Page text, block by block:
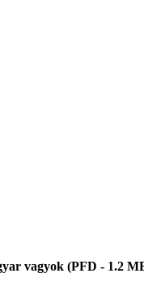
vagyok (PFD - 1.2